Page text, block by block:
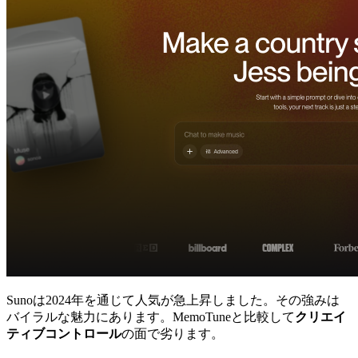
Sunoは2024年を通じて人気が急上昇しました。その強みは
バイラルな魅力にあります。MemoTuneと比較してクリエイ
ティブコントロールの面で劣ります。